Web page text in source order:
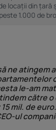
locații din țară
1.000 de
ne atingem
le-am
către o
mil. de
ul